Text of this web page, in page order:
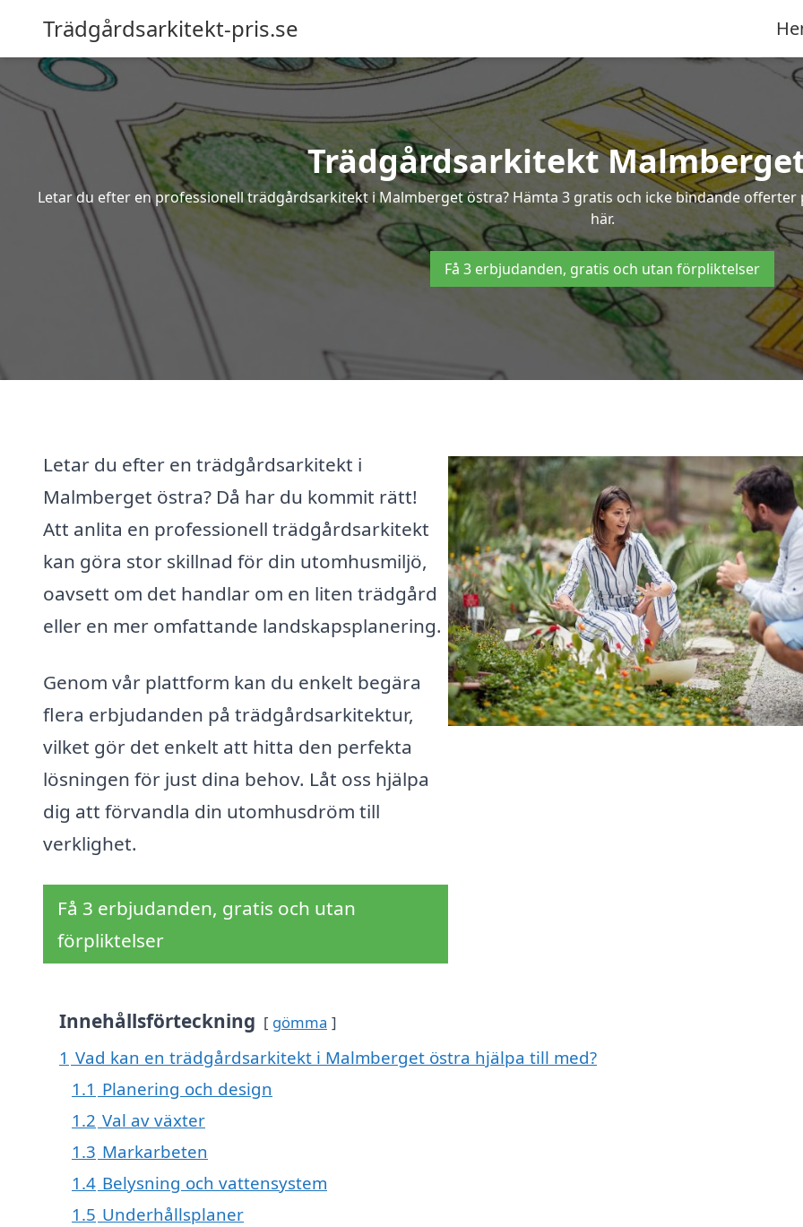
Trädgårdsarkitekt-pris.se
Trädgårdsarkitekt
Letar du efter en professionell trädgårdsarkitekt i Malmberget östra? Hämta 3 gratis och icke bindande
här.
Få 3 erbjudanden, gratis och utan förpliktelser
Letar du efter en trädgårdsarkitekt i
Malmberget östra? Då har du kommit rätt!
Att anlita en professionell trädgårdsarkitekt
kan göra stor skillnad för din utomhusmiljö,
oavsett om det handlar om en liten trädgård
eller en mer omfattande landskapsplanering.
Genom vår plattform kan du enkelt begära
flera erbjudanden på trädgårdsarkitektur,
vilket gör det enkelt att hitta den perfekta
lösningen för just dina behov. Låt oss hjälpa
dig att förvandla din utomhusdröm till
verklighet.
Få 3 erbjudanden, gratis och utan
förpliktelser
Innehållsförteckning gömma
1 Vad kan en trädgårdsarkitekt i Malmberget östra hjälpa till med?
1.1 Planering och design
1.2 Val av växter
1.3 Markarbeten
1.4 Belysning och vattensystem
1.5 Underhållsplaner